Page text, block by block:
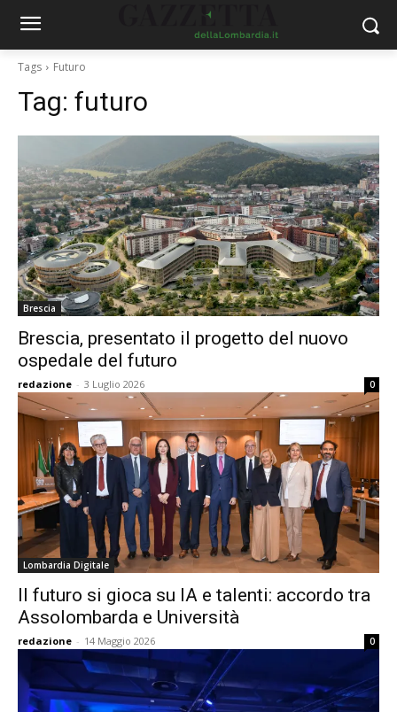
Tags Futuro
Tag: futuro
Brescia
Brescia, presentato il progetto del nuovo
ospedale del futuro
redazione - 3 Luglio 2026 0
Lombardia Digitale
Il futuro si gioca su IA e talenti: accordo tra
Assolombarda e Università
redazione - 14 Maggio 2026 0